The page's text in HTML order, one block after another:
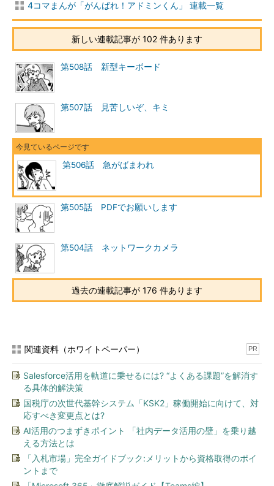
4コマまんが「がんばれ！アドミンくん」 連載一覧
新しい連載記事が 102 件あります
第508話 新型キーボード
第507話 見苦しいぞ、キミ
第506話 急がばまわれ
第505話 PDFでお願いします
第504話 ネットワークカメラ
過去の連載記事が 176 件あります
関連資料（ホワイトペーパー） PR
Salesforce活用を軌道に乗せるには? “よくある課題”を解消す
る具体的解決策
国税庁の次世代基幹システム「KSK2」稼働開始に向けて、対
応すべき変更点とは?
AI活用のつまずきポイント 「社内データ活用の壁」を乗り越
える方法とは
「入札市場」完全ガイドブック:メリットから資格取得のポイ
ントまで